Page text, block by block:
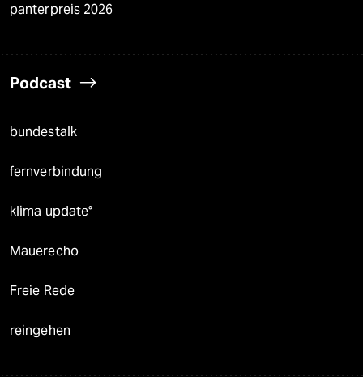
panterpreis 2026
Podcast
bundestalk
fernverbindung
klima update°
Mauerecho
Freie Rede
reingehen